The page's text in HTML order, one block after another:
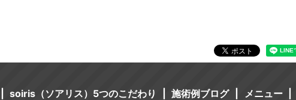
soiris（ソアリス）5つのこだわり 施術例ブログ メニュー